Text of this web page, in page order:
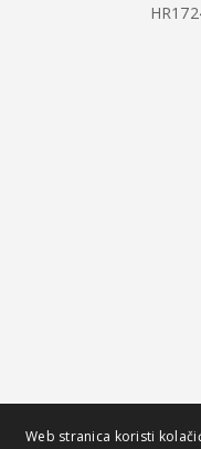
Web stranica koristi